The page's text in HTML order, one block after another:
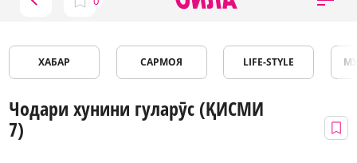
ХАБАР САРМОЯ LIFE-STYLE
Чодари хунини гуларӯс (ҚИСМИ
7)